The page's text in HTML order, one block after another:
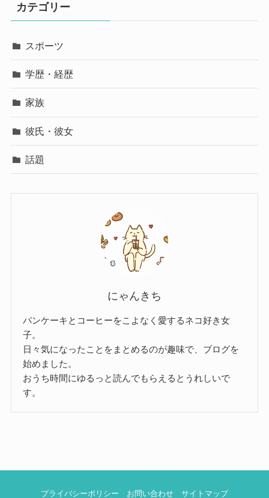
カテゴリー
スポーツ
学歴・経歴
家族
彼氏・彼女
話題
にゃんきち
パンケーキとコーヒーをこよなく愛するネコ好き女
子。
日々気になったことをまとめるのが趣味で、ブログを
始めました。
おうち時間にゆるっと読んでもらえるとうれしいで
す。
プライバシーポリシー お問い合わせ サイトマップ